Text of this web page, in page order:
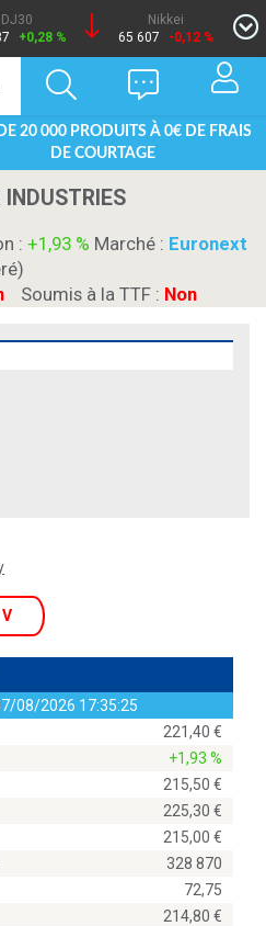
DJ30
+0,28 %
Nikkei
65 607
-0,12 %
20 000 PRODUITS À 0€ DE FRAIS
DE COURTAGE
INDUSTRIES
: +1,93 % Marché : Euronext
Soumis à la TTF : Non
V
08/2026 17:35:25
221,40
+1,93 %
215,50
225,30
215,00
328 870
72,75
214,80